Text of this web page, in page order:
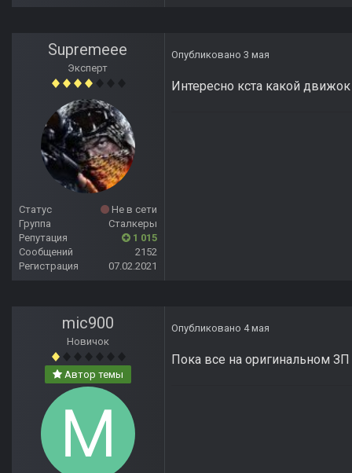
Supremeee
Эксперт
Статус
Не в сети
Группа
Сталкеры
Репутация
1 015
Сообщений
2152
Регистрация
07.02.2021
Опубликовано 3 мая
Интересно кста какой
mic900
Новичок
Автор темы
Опубликовано 4 мая
Пока все на оригинальном ЗП